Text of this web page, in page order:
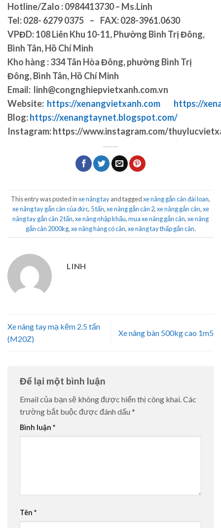
Hotline/Zalo : 0984413730 – Ms.Linh
Tel:028- 6279 0375 – FAX: 028-3961.0630
VPĐD:108 Liên Khu 10-11, Phường Bình Trị Đông,
Bình Tân, Hồ Chí Minh
Kho hàng :334 Tân Hòa Đông, phường Bình Trị
Đông, Bình Tân, Hồ Chí Minh
Email: linh@congnghiepvietxanh.com.vn
Website: https://xenangvietxanh.com
https://
Blog:https://xenangtaynet.blogspot.com/
Instagram:https://www.instagram.com/
This entry was posted inxe nâng tayand taggedxe nâng gắn cân đài loan,
xe nâng tay gắn cân của đức, 5 tấn,xe nâng gắn cân 2,xe nâng gắn cân,xe
nâng tay gắn cân 2 tấn,xe nâng nhập khẩu,mua xe nâng gắn cân,xe nâng
gắn cân 2000kg,xe nâng hàng có cân,xe nâng tay thấp gắn cân.
LINH
Xe nâng tay mạ kẽm 2.5 tấn
(M20Z)
Xe nâng bàn 500kg cao 1m5
Để lại một bình luận
Email của bạn sẽ không được hiển thị công khai.Các
trường bắt buộc được đánh dấu *
Bình luận *
Tên *